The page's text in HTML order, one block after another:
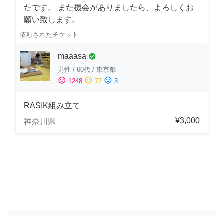
たです。 また機会がありましたら、よろしくお
願い致します。
依頼されたチケット
maaasa check_circle
男性 / 60代 / 東京都
sentiment_satisfied 1248 sentiment_neutral 77 sentiment_dissatisfied 3
RASIK組み立て
神奈川県
¥3,000